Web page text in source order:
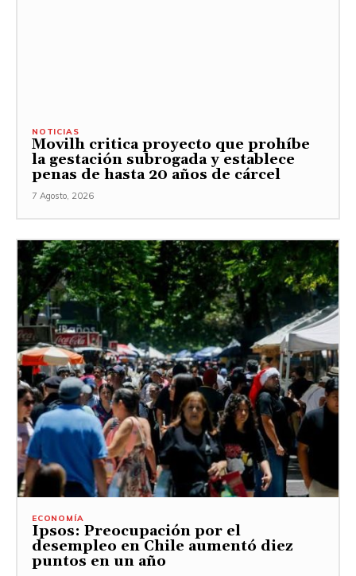
NOTICIAS
Movilh critica proyecto que prohíbe
la gestación subrogada y establece
penas de hasta 20 años de cárcel
7 Agosto, 2026
ECONOMÍA
Ipsos: Preocupación por el
desempleo en Chile aumentó diez
puntos en un año